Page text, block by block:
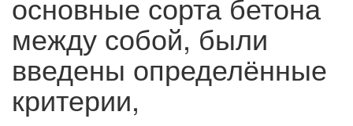
между собой, были
введены определённые
критерии,